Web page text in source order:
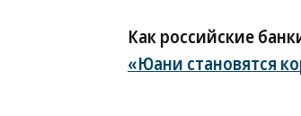
Как российские
«Юани становятся